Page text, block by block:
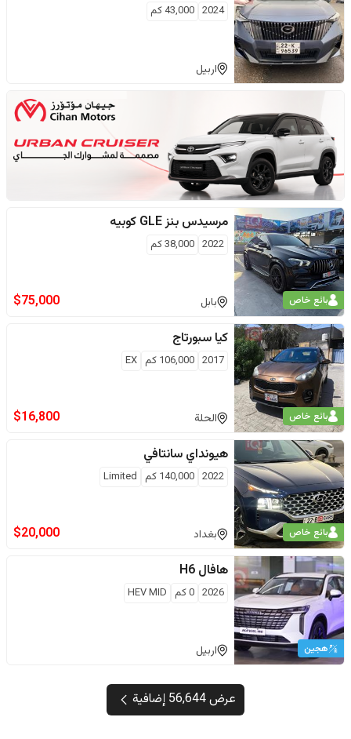
2024
43,000كم
اربيل
بائع خاص
مرسيدس بنزGLE كوبيه
2022
38,000كم
بابل $75,000
بائع خاص
كيا سبورتاج
2017
106,000 كم EX
الحلة $16,800
بائع خاص
هيونداي سانتافي
2022
140,000 كم Limited
بغداد $20,000
هجين
هافال H6
2026
0كم HEV MID
اربيل
عرض 56,644 إضافية